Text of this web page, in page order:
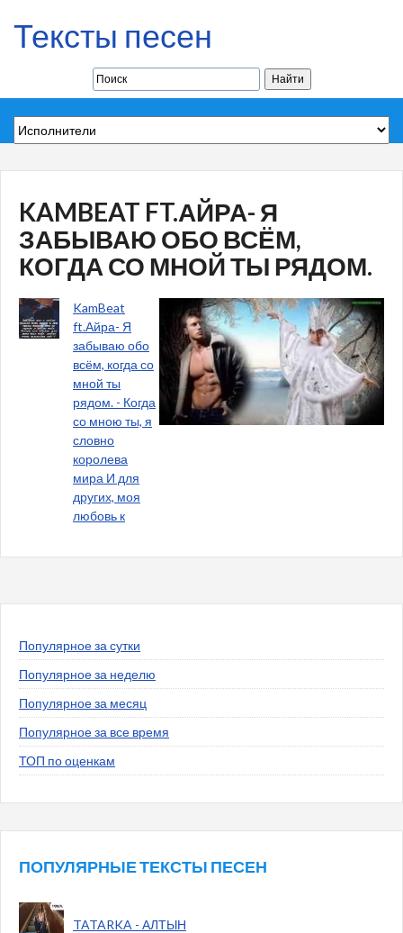
Тексты песен
KAMBEAT FT.АЙРА- Я
ЗАБЫВАЮ ОБО ВСЁМ,
КОГДА СО МНОЙ ТЫ РЯДОМ.
KamBeat
ft.Айра- Я
забываю обо
всём, когда со
мной ты
рядом. - Когда
со мною ты, я
словно
королева
мира И для
других, моя
любовь к
Популярное за сутки
Популярное за неделю
Популярное за месяц
Популярное за все время
ТОП по оценкам
ПОПУЛЯРНЫЕ ТЕКСТЫ ПЕСЕН
TATARKA - АЛТЫН